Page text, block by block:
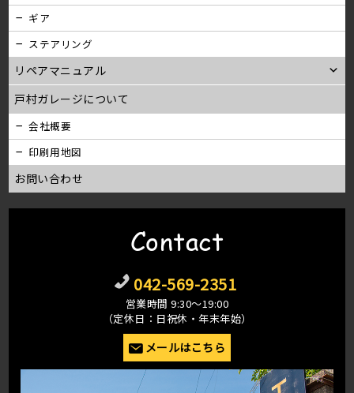
ギア
ステアリング
リペアマニュアル
戸村ガレージについて
会社概要
印刷用地図
お問い合わせ
Contact
042-569-2351
営業時間 9:30〜19:00
（定休日：日祝休・年末年始）
メールはこちら